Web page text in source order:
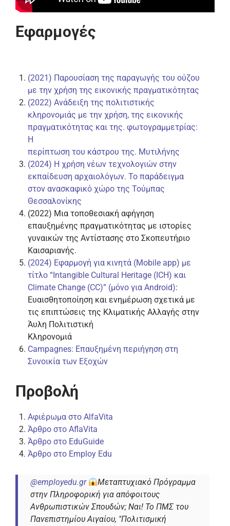
Εφαρμογές
(2021) Παρουσίαση της παραγωγής του ούζου
με την χρήση της εικονικής πραγματικότητας
(2022) Ανάδειξη της πολιτιστικής
κληρονομιάς με την χρήση, της εικονικής
πραγματικότητας και της. φωτογραμμετρίας:
Η
περίπτωση του κάστρου της. Μυτιλήνης
(2024) Η χρήση νέων τεχνολογιών στην
εκπαίδευση αρχαιολόγων. Το παράδειγμα
στον ανασκαφικό χώρο της Τούμπας
Θεσσαλονίκης
(2022) Μια τοποθεσιακή αφήγηση
επαυξημένης πραγματικότητας με ιστορίες
γυναικών της Αντίστασης στο Σκοπευτήριο
Καισαριανής.
(2024) Εφαρμογή για κινητά (Mobile app) με
τίτλο “Intangible Cultural Heritage (ICH) και
Climate Change (CC)” (μόνο για Android):
Ευαισθητοποίηση και ενημέρωση σχετικά με
τις επιπτώσεις της Κλιματικής Αλλαγής στην
Άυλη Πολιτιστική
Κληρονομιά
Campagnes: Επαυξημένη περιήγηση στη
Συνοικία των Εξοχών
Προβολή
Αφιέρωμα στο AlfaVita
Άρθρο στο AflaVita
Άρθρο στο EduGuide
Άρθρο στο Employ Edu
@employedu.gr
Μεταπτυχιακό Πρόγραμμα
στην Πληροφορική για απόφοιτους
Ανθρωπιστικών Σπουδών; Ναι! Το ΠΜΣ του
Πανεπιστημίου Αιγαίου, "Πολιτισμική